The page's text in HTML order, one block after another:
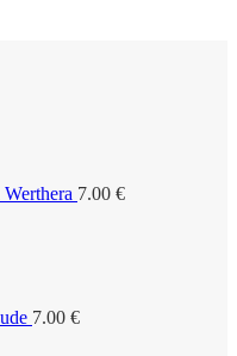
7.00 €
7.00 €